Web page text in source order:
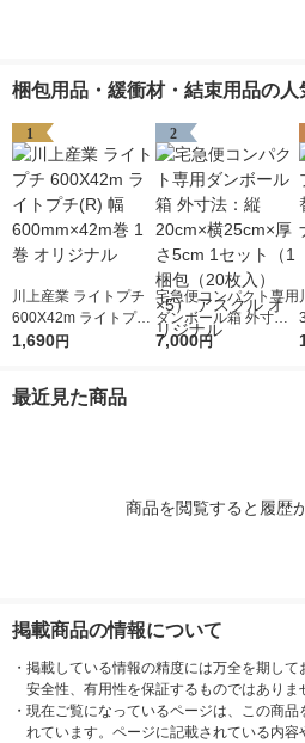
梱包用品・緩衝材・結束用品の人
1
川上産業 ライトプチ
600X42m ライトプチ
(R) 幅600mm×42m巻
1,690円
2
宅急便コンパクト専用
ダンボール箱 外寸
法：縦20cm×横25cm
7,000円
最近見た商品
商品を閲覧すると履歴
掲載商品の情報について
・ 掲載している情報の精度には万全を期して
安全性、有用性を保証するものではありま
・ 現在ご覧になっているページは、この商
れています。ページに記載されている内